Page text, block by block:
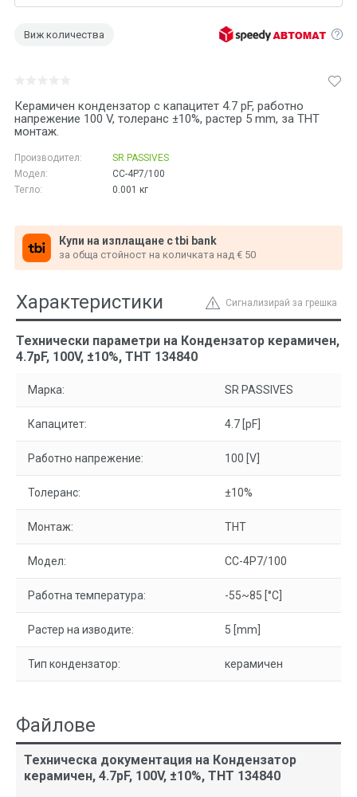
Керамичен кондензатор с капацитет 4.7 pF, работно
напрежение 100 V, толеранс ±10%, растер 5 mm, за THT
монтаж.
Производител:
SR PASSIVES
Модел:
CC-4P7/100
Тегло:
0.001 кг
Купи на изплащане с tbi bank
за обща стойност на количката над € 50
Виж количества
Сигнализирай за грешка
Характеристики
Технически параметри на Кондензатор керамичен,
4.7pF, 100V, ±10%, THT 134840
Марка: SR PASSIVES
Капацитет: 4.7 [pF]
Работно напрежение: 100 [V]
Толеранс: ±10%
Монтаж: THT
Модел: CC-4P7/100
Работна температура: -55~85 [°C]
Растер на изводите: 5 [mm]
Тип кондензатор: керамичен
Файлове
Техническа документация на Кондензатор
керамичен, 4.7pF, 100V, ±10%, THT 134840